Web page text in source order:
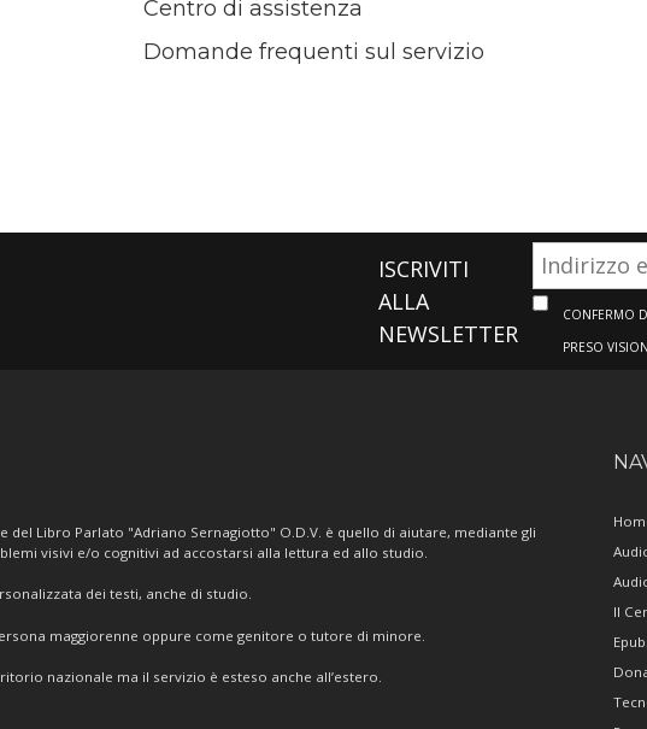
Centro di assistenza
Domande frequenti sul servizio
ISCRIVITI
ALLA
NEWSLETTER
CONFERMO
PRESO
Libro Parlato "Adriano Sernagiotto" O.D.V. è quello di aiutare, mediante gli
visivi e/o cognitivi ad accostarsi alla lettura ed allo studio.
dei testi, anche di studio.
maggiorenne oppure come genitore o tutore di minore.
nazionale ma il servizio è esteso anche all’estero.
Il